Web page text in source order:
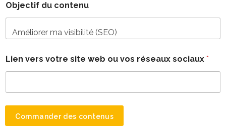
Objectif du contenu
Lien vers votre site web ou vos réseaux sociaux *
Commander des contenus